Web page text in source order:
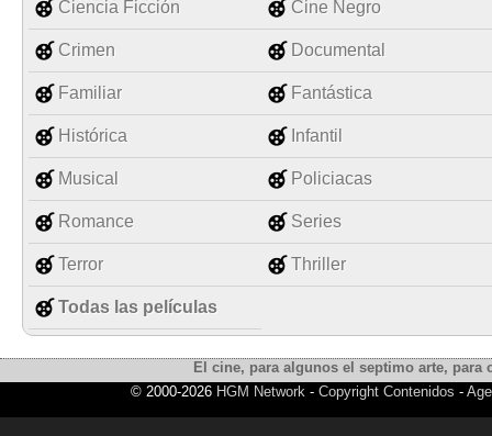
Ciencia Ficción Cine Negro
Crimen Documental
Familiar Fantástica
Histórica Infantil
Musical Policiacas
Romance Series
Terror Thriller
Todas las películas
El cine, para algunos el septimo arte,
© 2000-2026 HGM Network- Copyright Contenidos -